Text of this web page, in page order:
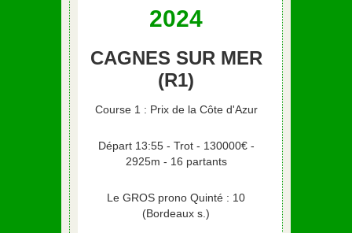
2024
CAGNES SUR MER
(R1)
Course 1 : Prix de la Côte d'Azur
Départ 13:55 - Trot - 130000€ -
2925m - 16 partants
Le GROS prono Quinté : 10
(Bordeaux s.)